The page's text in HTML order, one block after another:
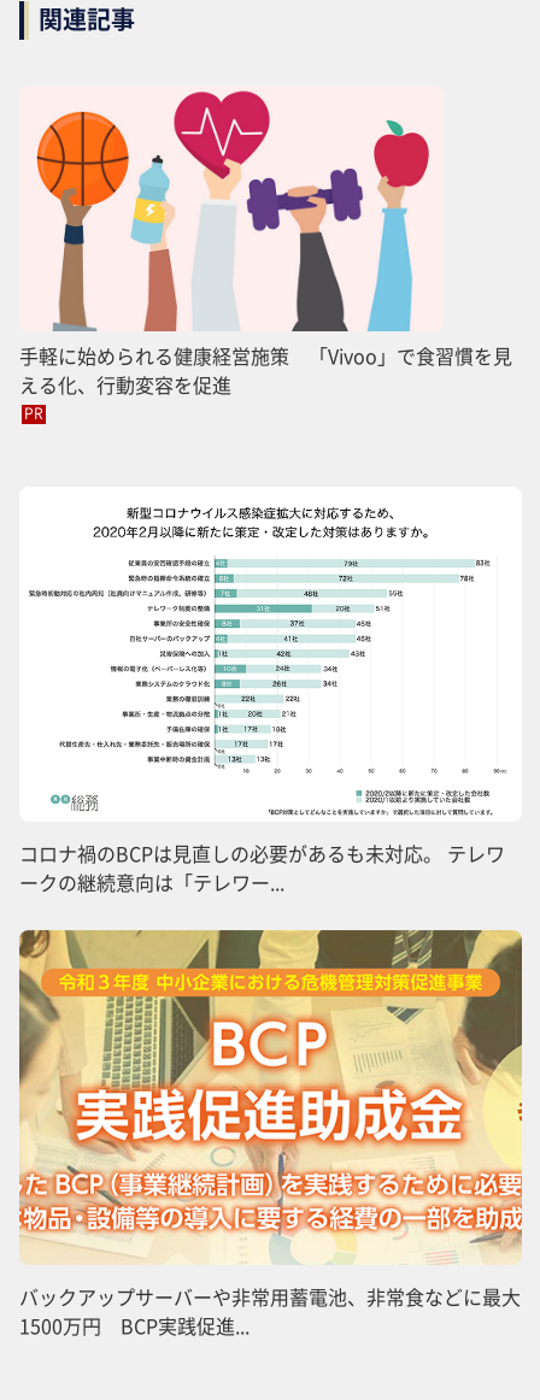
関連記事
手軽に始められる健康経営施策 「Vivoo」で食習慣を見
える化、行動変容を促進
PR
コロナ禍のBCPは見直しの必要があるも未対応。 テレワ
ークの継続意向は「テレワー...
バックアップサーバーや非常用蓄電池、非常食などに最大
1500万円 BCP実践促進...